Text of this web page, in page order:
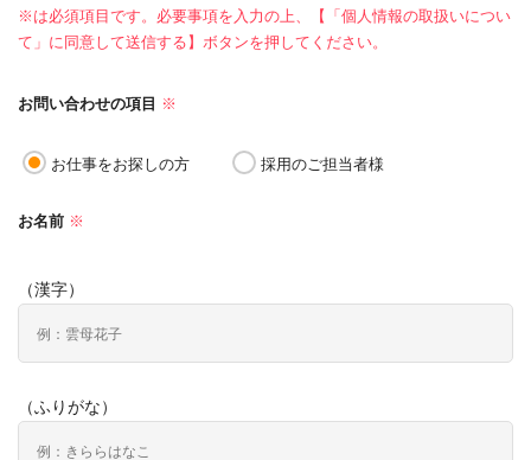
※は必須項目です。必要事項を入力の上、【「個人情報の取扱いについ
て」に同意して送信する】ボタンを押してください。
お問い合わせの項目 ※
お仕事をお探しの方 採用のご担当者様
お名前 ※
（漢字）
（ふりがな）